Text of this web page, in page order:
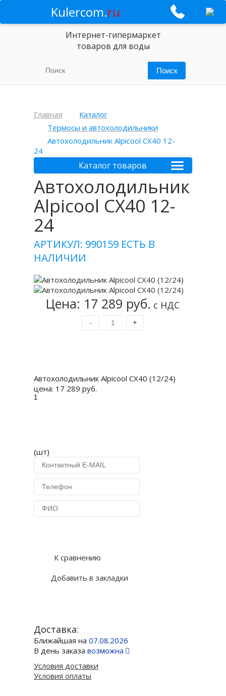
Kulercom.ru
Интернет-гипермаркет
товаров для воды
Главная
Каталог
Термосы и автохолодильники
Автохолодильник Alpicool CX40 12-
24
Каталог товаров
Автохолодильник
Alpicool CX40 12-
24
АРТИКУЛ: 990159 ЕСТЬ В
НАЛИЧИИ
Цена: 17 289 руб. с НДС
- +
Автохолодильник Alpicool CX40 (12/24)
цена: 17 289 руб.
(шт)
К сравнению
Добавить в закладки
Доставка:
Ближайшая на07.08.2026
В день заказавозможна
Условия доставки
Условия оплаты